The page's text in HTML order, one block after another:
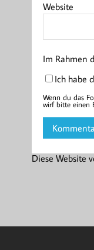
Website
Im Rahmen
Ich habe
Wenn du das
wirf bitte einen
Diese Website